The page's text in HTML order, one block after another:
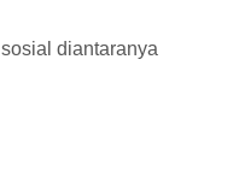
diantaranya